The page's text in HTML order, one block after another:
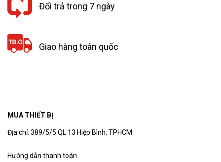
Đổi trả trong 7 ngày
Giao hàng toàn quốc
MUA THIẾT BỊ
Địa chỉ: 389/5/5 QL 13 Hiệp Bình, TPHCM
Hướng dẫn thanh toán